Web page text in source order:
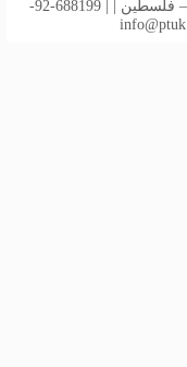
جامعة فلسطين التقنية “خضوري” |طولكرم – فلسطين | | 688199-92-